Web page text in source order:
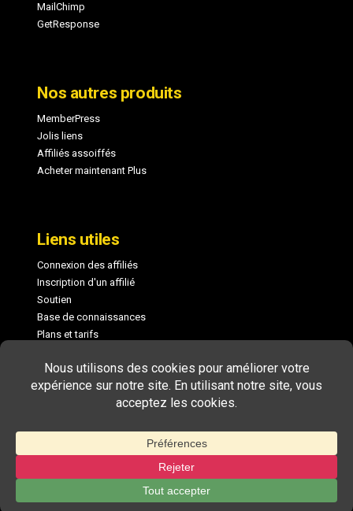
MailChimp
GetResponse
Nos autres produits
MemberPress
Jolis liens
Affiliés assoiffés
Acheter maintenant Plus
Liens utiles
Connexion des affiliés
Inscription d'un affilié
Soutien
Base de connaissances
Plans et tarifs
COPYRIGHT © 2026 MEMBERPRESS, LLC. TOUS DROITS RÉSERVÉS.